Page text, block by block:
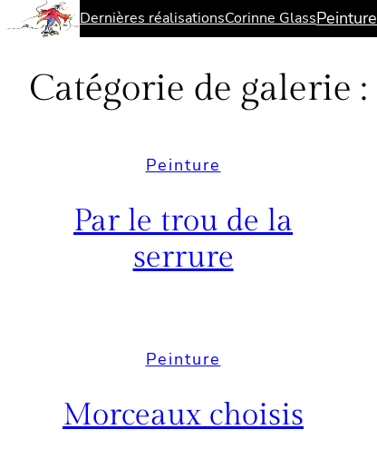
Aller
contenu
Dernières réalisationsCorinne GlassPeinture
Catégorie de galerie :
Peinture
Par le trou de la
serrure
Peinture
Morceaux choisis